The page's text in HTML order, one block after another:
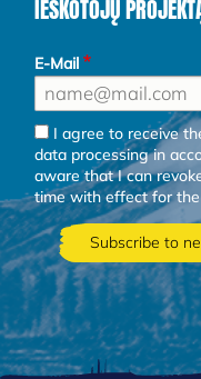
IEŠKOTOJŲ
E-Mail
I agree to receive
data processing in
aware that I can
time with effect for